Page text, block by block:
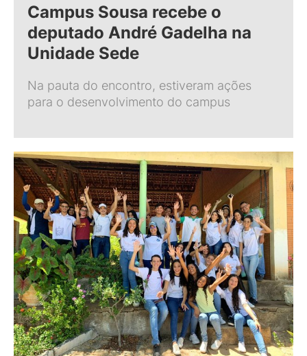
Campus Sousa recebe o
deputado André Gadelha na
Unidade Sede
Na pauta do encontro, estiveram ações
para o desenvolvimento do campus